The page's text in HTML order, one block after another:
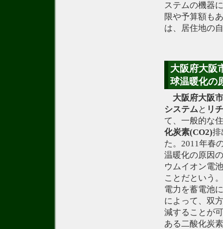
ステムの機器
限や予算額も
は、居住地の
大阪府大阪
球温暖化の
大阪府大阪市
システムと リ
て、一般的な
化炭素(CO2)排
た。2011年春
温暖化の原因
ウムイオン電
ことだという
電力を蓄電池
によって、双
減することが
ある二酸化炭